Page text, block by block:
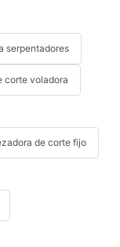
serpentadores
corte voladora
de corte fijo